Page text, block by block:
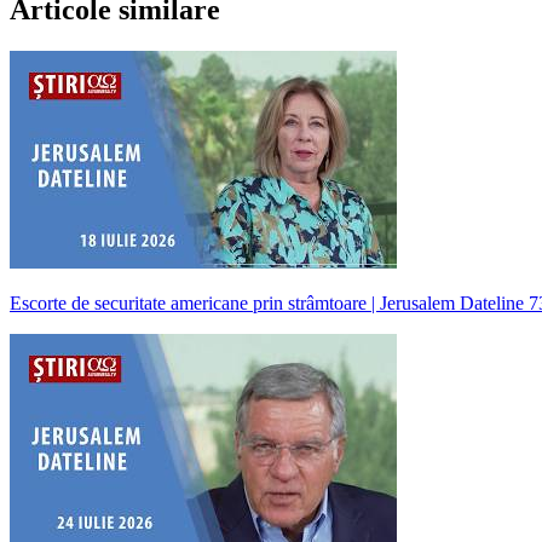
Articole similare
Escorte de securitate americane prin strâmtoare | Jerusalem Dateline